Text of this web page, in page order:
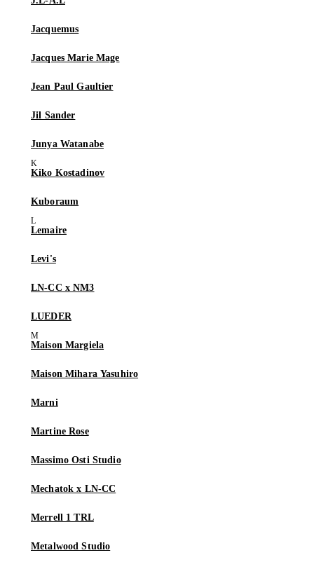
Jacquemus
Jacques Marie Mage
Jean Paul Gaultier
Jil Sander
Junya Watanabe
Kiko Kostadinov
Kuboraum
Lemaire
Levi's
LN-CC x NM3
LUEDER
Maison Margiela
Maison Mihara Yasuhiro
Marni
Martine Rose
Massimo Osti Studio
Mechatok x LN-CC
Merrell 1 TRL
Metalwood Studio